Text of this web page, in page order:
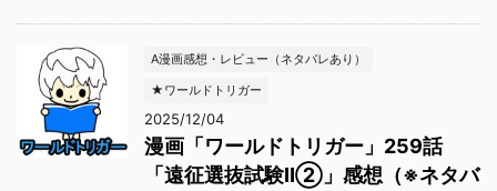
A漫画感想・レビュー（ネタバレあり）
★ワールドトリガー
2025/12/04
漫画「ワールドトリガー」259話
「遠征選抜試験Ⅱ②」感想（※ネタバ